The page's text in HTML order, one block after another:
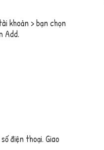
khoản > bạn chọn
Add.
điện thoại. Giao